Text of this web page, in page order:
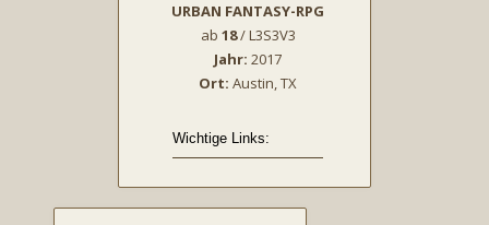
URBAN FANTASY-RPG
ab 18/ L3S3V3
Jahr: 2017
Ort: Austin, TX